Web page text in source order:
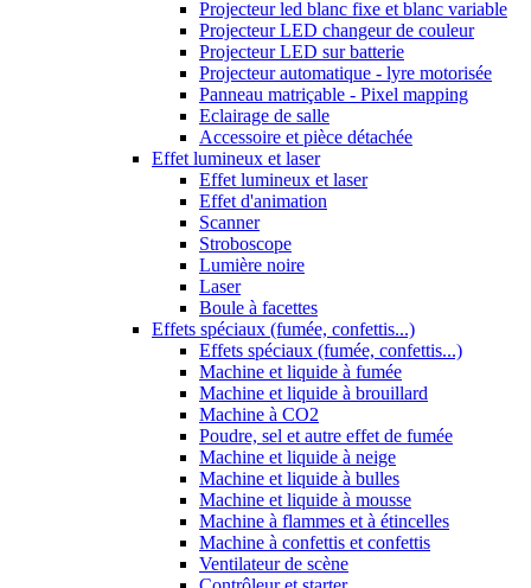
Projecteur led blanc fixe et blanc variable
Projecteur LED changeur de couleur
Projecteur LED sur batterie
Projecteur automatique - lyre motorisée
Panneau matriçable - Pixel mapping
Eclairage de salle
Accessoire et pièce détachée
Effet lumineux et laser
Effet lumineux et laser
Effet d'animation
Scanner
Stroboscope
Lumière noire
Laser
Boule à facettes
Effets spéciaux (fumée, confettis...)
Effets spéciaux (fumée, confettis...)
Machine et liquide à fumée
Machine et liquide à brouillard
Machine à CO2
Poudre, sel et autre effet de fumée
Machine et liquide à neige
Machine et liquide à bulles
Machine et liquide à mousse
Machine à flammes et à étincelles
Machine à confettis et confettis
Ventilateur de scène